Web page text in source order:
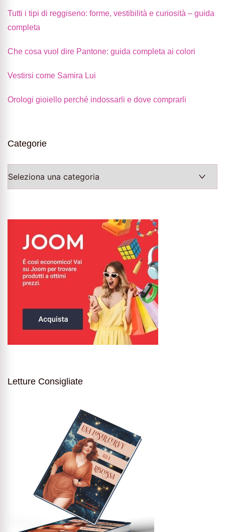
Tutti i tipi di reggiseno: forme, vestibilità e curiosità – guida
completa
Che cosa vuol dire Pantone: guida completa ai colori
Vestirsi come Samira Lui
Orologi gioiello perché indossarli e dove comprarli
Categorie
Letture Consigliate